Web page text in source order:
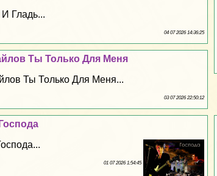
Гладь...
04 07 2026 14:36:25
Ты Только Для Меня
Ты Только Для Меня...
03 07 2026 22:50:12
01 07 2026 1:54:45